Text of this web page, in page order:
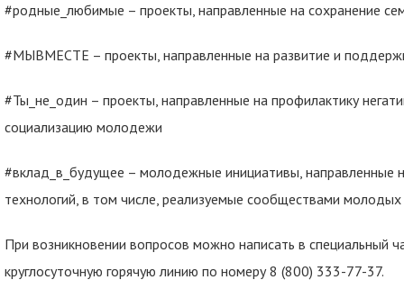
#родные_любимые – проекты, направленные на сохранение
#МЫВМЕСТЕ – проекты, направленные на развитие и
#Ты_не_один – проекты, направленные на профилактику
социализацию молодежи
#вклад_в_будущее – молодежные инициативы, направленные
технологий, в том числе, реализуемые сообществами молодых
При возникновении вопросов можно написать в специальный
круглосуточную горячую линию по номеру 8 (800) 333-77-37.